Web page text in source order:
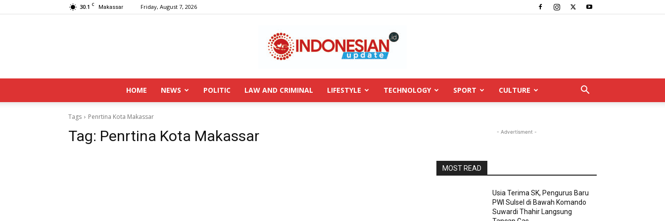
30.1 C Makassar Friday, August 7, 2026
HOME NEWS POLITIC LAW AND CRIMINAL LIFESTYLE TECHNOLOGY SPORT CULTURE
Tags Penrtina Kota Makassar
Tag: Penrtina Kota Makassar - Advertisment -
MOST READ
Usia Terima SK, Pengurus Baru
PWI Sulsel di Bawah Komando
Suwardi Thahir Langsung